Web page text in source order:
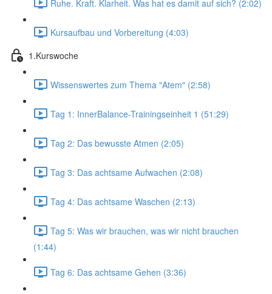
Ruhe. Kraft. Klarheit. Was hat es damit auf sich? (2:02)
Kursaufbau und Vorbereitung (4:03)
1.Kurswoche
Wissenswertes zum Thema "Atem" (2:58)
Tag 1: InnerBalance-Trainingseinheit 1 (51:29)
Tag 2: Das bewusste Atmen (2:05)
Tag 3: Das achtsame Aufwachen (2:08)
Tag 4: Das achtsame Waschen (2:13)
Tag 5: Was wir brauchen, was wir nicht brauchen
(1:44)
Tag 6: Das achtsame Gehen (3:36)